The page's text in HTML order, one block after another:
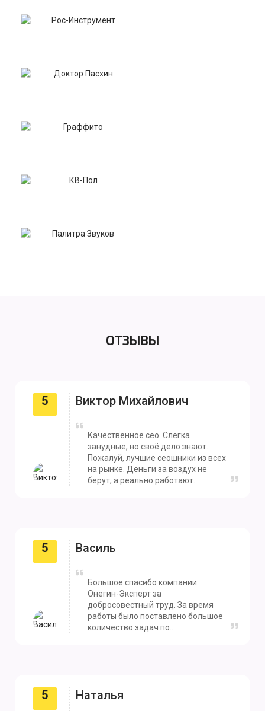
ОТЗЫВЫ
5 Виктор Михайлович
Качественное сео. Слегка
занудные, но своё дело знают.
Пожалуй, лучшие сеошники из всех
на рынке. Деньги за воздух не
берут, а реально работают.
5 Василь
Большое спасибо компании
Онегин-Эксперт за
добросовестный труд. За время
работы было поставлено большое
количество задач по
5 Наталья